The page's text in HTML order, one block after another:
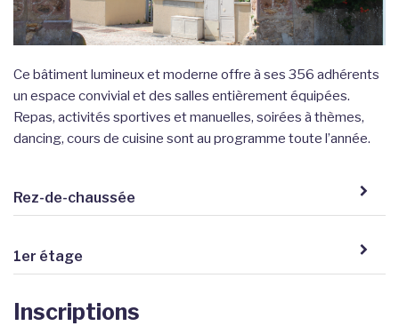
Ce bâtiment lumineux et moderne offre à ses 356 adhérents
un espace convivial et des salles entièrement équipées.
Repas, activités sportives et manuelles, soirées à thèmes,
dancing, cours de cuisine sont au programme toute l’année.
Rez-de-chaussée
1er étage
Inscriptions